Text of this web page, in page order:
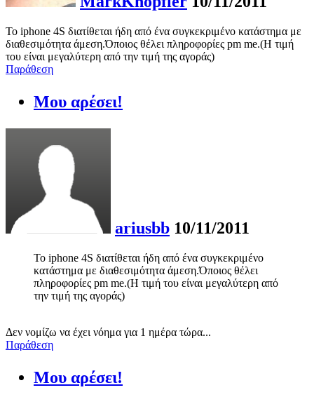
To iphone 4S διατίθεται ήδη από ένα συγκεκριμένο κατάστημα με
διαθεσιμότητα άμεση.Όποιος θέλει πληροφορίες pm me.(Η τιμή
του είναι μεγαλύτερη από την τιμή της αγοράς)
Παράθεση
Μου αρέσει!
ariusbb 10/11/2011
To iphone 4S διατίθεται ήδη από ένα συγκεκριμένο
κατάστημα με διαθεσιμότητα άμεση.Όποιος θέλει
πληροφορίες pm me.(Η τιμή του είναι μεγαλύτερη από
την τιμή της αγοράς)
Δεν νομίζω να έχει νόημα για 1 ημέρα τώρα...
Παράθεση
Μου αρέσει!